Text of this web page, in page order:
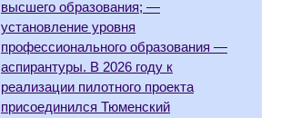
высшего образования; —
установление уровня
профессионального образования —
аспирантуры. В 2026 году к
реализации пилотного проекта
присоединился Тюменский